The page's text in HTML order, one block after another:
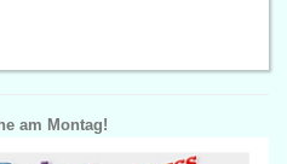
am Montag!